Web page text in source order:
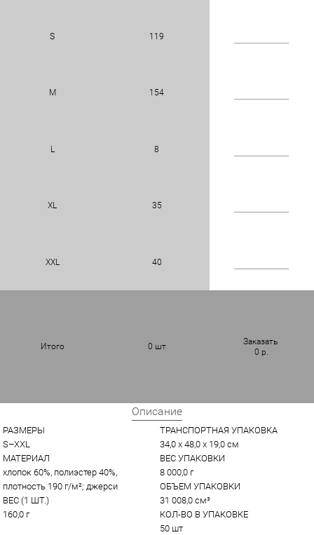
S 119
M 154
L 8
XL 35
XXL 40
Итого 0 шт
Заказать
0 р.
Описание
РАЗМЕРЫ
S–XXL
МАТЕРИАЛ
хлопок 60%, полиэстер 40%,
плотность 190 г/м²; джерси
ВЕС (1 ШТ.)
160,0 г
ТРАНСПОРТНАЯ УПАКОВКА
34,0 x 48,0 x 19,0 см
ВЕС УПАКОВКИ
8 000,0 г
ОБЪЕМ УПАКОВКИ
31 008,0 см³
КОЛ-ВО В УПАКОВКЕ
50 шт